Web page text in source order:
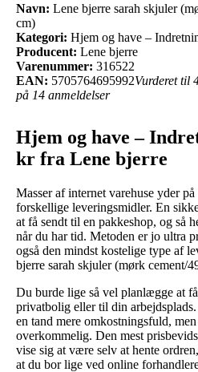
Navn: Lene bjerre sarah skjuler
cm)
Kategori: Hjem og have –
Producent: Lene bjerre
Varenummer: 316522
EAN: 5705764695992Vurderet til
på 14 anmeldelser
Hjem og have –
kr fra Lene bjerre
Masser af internet varehuse yder
forskellige leveringsmidler. En
at få sendt til en pakkeshop, og så
når du har tid. Metoden er jo ultra
også den mindst kostelige type af
bjerre sarah skjuler (mørk cement/
Du burde lige så vel planlægge at
privatbolig eller til din
en tand mere omkostningsfuld,
overkommelig. Den mest
vise sig at være selv at hente
at du bor lige ved online